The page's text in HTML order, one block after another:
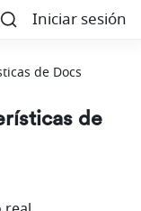
Iniciar sesión
de Docs
de